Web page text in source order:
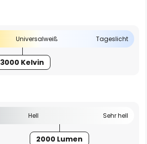
Universalweiß Tageslicht
3000 Kelvin
Hell Sehr hell
2000 Lumen